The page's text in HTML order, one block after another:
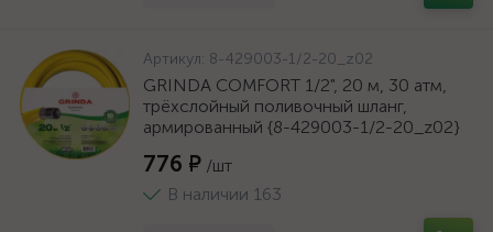
Артикул: 8-429003-1/2-20_z02
GRINDA COMFORT 1/2", 20 м, 30 атм,
трёхслойный поливочный шланг,
армированный {8-429003-1/2-20_z02}
776 ₽ /шт
В наличии 163